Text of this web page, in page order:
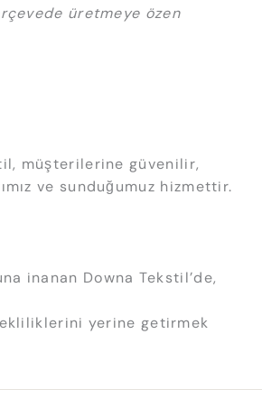
üretmeye özen
müşterilerine güvenilir,
ve sunduğumuz hizmettir.
inanan Downa Tekstil’de,
yerine getirmek